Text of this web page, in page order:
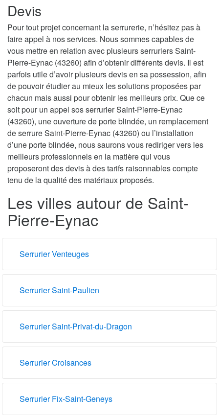
Devis
Pour tout projet concernant la serrurerie, n’hésitez pas à
faire appel à nos services. Nous sommes capables de
vous mettre en relation avec plusieurs serruriers Saint-
Pierre-Eynac (43260) afin d’obtenir différents devis. Il est
parfois utile d’avoir plusieurs devis en sa possession, afin
de pouvoir étudier au mieux les solutions proposées par
chacun mais aussi pour obtenir les meilleurs prix. Que ce
soit pour un appel sos serrurier Saint-Pierre-Eynac
(43260), une ouverture de porte blindée, un remplacement
de serrure Saint-Pierre-Eynac (43260) ou l’installation
d’une porte blindée, nous saurons vous rediriger vers les
meilleurs professionnels en la matière qui vous
proposeront des devis à des tarifs raisonnables compte
tenu de la qualité des matériaux proposés.
Les villes autour de Saint-
Pierre-Eynac
Serrurier Venteuges
Serrurier Saint-Paulien
Serrurier Saint-Privat-du-Dragon
Serrurier Croisances
Serrurier Fix-Saint-Geneys